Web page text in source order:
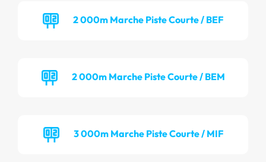
2 000m Marche Piste Courte / BEF
2 000m Marche Piste Courte / BEM
3 000m Marche Piste Courte / MIF